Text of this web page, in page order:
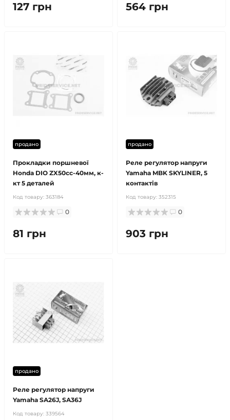
127 грн 564 грн
продано
Прокладки поршневої
Honda DIO ZX50cc-40мм, к-
кт 5 деталей
Код товару: 363184
0
81 грн
продано
Реле регулятор напруги
Yamaha MBK SKYLINER, 5
контактів
Код товару: 352315
0
903 грн
продано
Реле регулятор напруги
Yamaha SA26J, SA36J
Код товару: 339564